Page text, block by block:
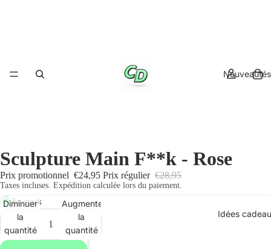
Nouveautés
Idées
Sculpture Main F**k - Rose
Prix promotionnel €24,95 Prix régulier €28,95
Taxes incluses. Expédition calculée lors du paiement.
En stock
Diminuer
la
quantité
Augmenter
la
quantité